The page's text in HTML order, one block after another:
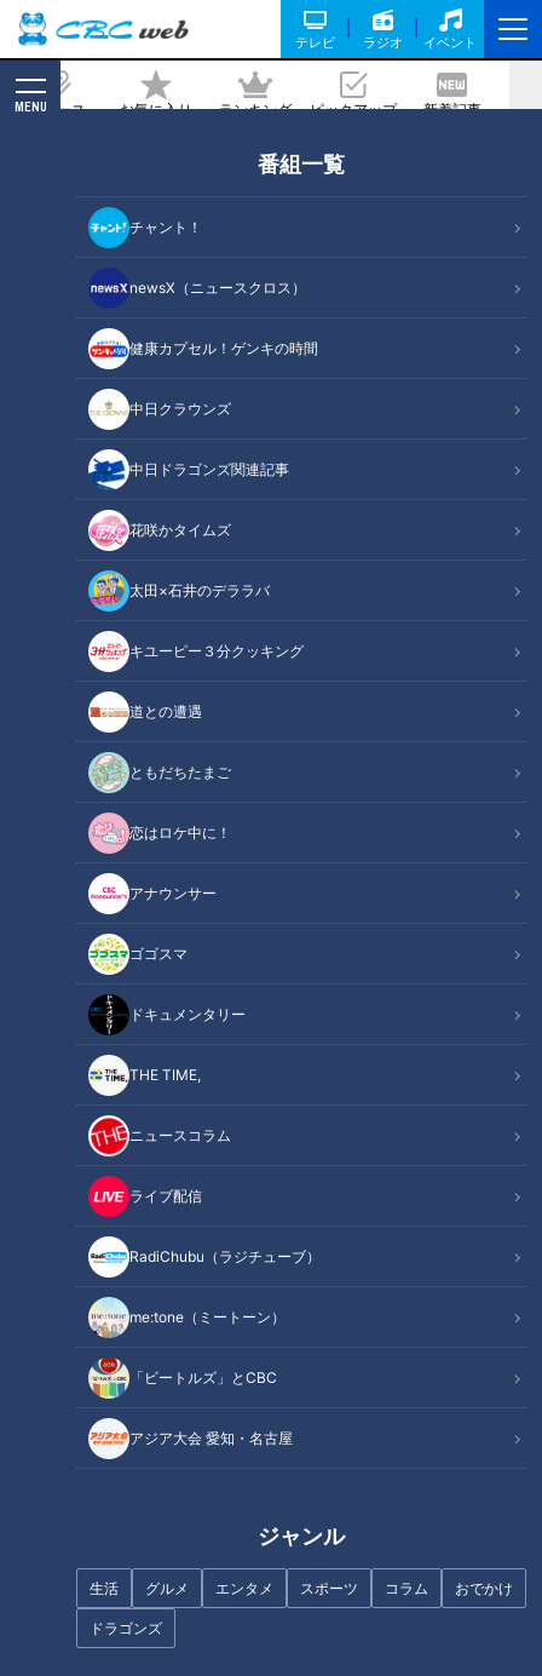
テレビ ラジオ イベント
ニュース お気に入り ランキング ピックアップ 新着記事
MENU
番組一覧
チャント！
newsX（ニュースクロス）
健康カプセル！ゲンキの時間
中日クラウンズ
中日ドラゴンズ関連記事
花咲かタイムズ
太田×石井のデララバ
キユーピー３分クッキング
道との遭遇
ともだちたまご
恋はロケ中に！
アナウンサー
ゴゴスマ
ドキュメンタリー
THE TIME,
ニュースコラム
ライブ配信
RadiChubu（ラジチューブ）
me:tone（ミートーン）
「ビートルズ」とCBC
アジア大会 愛知・名古屋
ジャンル
生活 グルメ エンタメ スポーツ コラム おでかけ
ドラゴンズ
フェのボリューム満点ランチ！/90年愛
される中屋パンのあんドーナツ【愛され
フード】
2025/08/19 09:33
2025年8月18日放送
チャント！
食べなきゃ損する！愛されフード
地元の食べなきゃ損する愛されフードを調査！今回は岐阜・各
務原市と名古屋千種区・今池で噂の食べなきゃ損するグルメを
ご紹介！
この記事を見たあなたへのおすすめ
進化が止まらない！東海地方の
最新餃子！全国の名店を一気に
楽しめる無人餃子販売店
&amp;JAXAも食べた！フリーズ
ドライ餃子
テイクアウトの新店が続々オー
プン!名古屋・大須で話題の人気
グルメ&amp;スイーツ
レトロから最新まで！魅力満載
の大須商店街スイーツ
レトロから最新まで！魅力満載
の大須商店街スイーツ
ナゴヤ大注目店SP！超穴場の隠